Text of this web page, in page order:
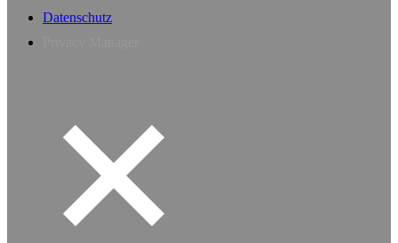
Datenschutz